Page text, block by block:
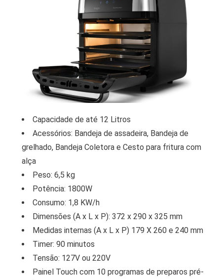
Capacidade de até 12 Litros
Acessórios: Bandeja de assadeira, Bandeja de
grelhado, Bandeja Coletora e Cesto para fritura com
alça
Peso: 6,5 kg
Potência: 1800W
Consumo: 1,8 KW/h
Dimensões (A x L x P): 372 x 290 x 325 mm
Medidas internas (A x L x P) 179 X 260 e 240 mm
Timer: 90 minutos
Tensão: 127V ou 220V
Painel Touch com 10 programas de preparos pré-